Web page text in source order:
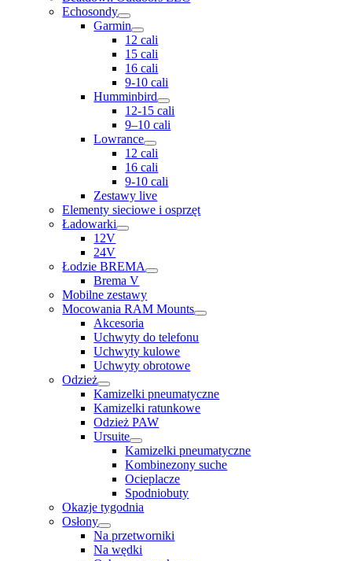
Echosondy
Garmin
12 cali
15 cali
16 cali
9-10 cali
Humminbird
12-15 cali
9–10 cali
Lowrance
12 cali
16 cali
9-10 cali
Zestawy live
Elementy sieciowe i osprzęt
Ładowarki
12V
24V
Łodzie BREMA
Brema V
Mobilne zestawy
Mocowania RAM Mounts
Akcesoria
Uchwyty do telefonu
Uchwyty kulowe
Uchwyty obrotowe
Odzież
Kamizelki pneumatyczne
Kamizelki ratunkowe
Odzież PAW
Ursuite
Kamizelki pneumatyczne
Kombinezony suche
Ocieplacze
Spodniobuty
Okazje tygodnia
Osłony
Na przetworniki
Na wędki